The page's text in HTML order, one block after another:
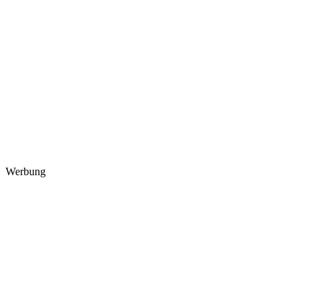
Werbung